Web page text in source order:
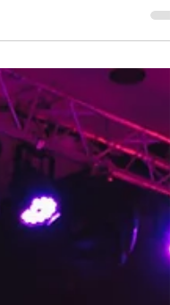
το πρώτο φεστιβάλ stand-